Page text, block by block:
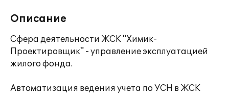
Описание
Сфера деятельности ЖСК "Химик-
Проектировщик" - управление эксплуатацией
жилого фонда.
Автоматизация ведения учета по УСН в ЖСК